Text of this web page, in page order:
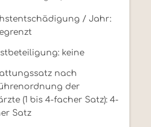
/ Jahr:
keine
nach
der
(1 bis 4-facher Satz): 4-
Satz